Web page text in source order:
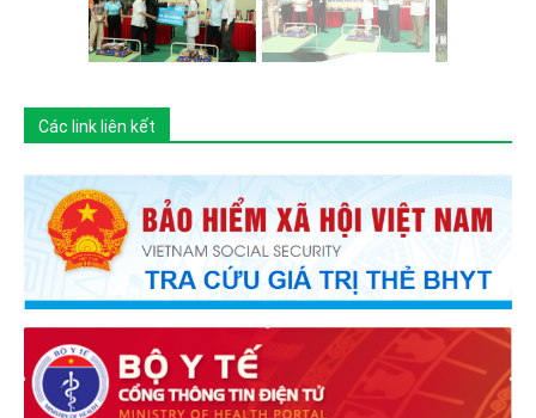
Các link liên kết